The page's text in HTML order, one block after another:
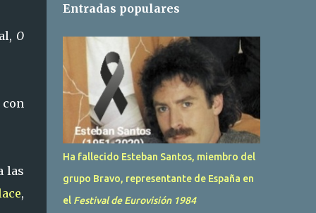
O
las
,
Entradas populares
Ha fallecido Esteban Santos, miembro del
grupo Bravo, representante de España en
el Festival de Eurovisión 1984